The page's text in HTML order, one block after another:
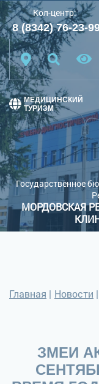
Шрифт: A A A
Цветовая схема:
Обычный сайт
Кол-центр:
8 (8342) 76-23-
Государственное
МОРДОВСКАЯ
МЕДИЦИНСКИЙ
ТУРИЗМ
Главная | Новости |
ЗМЕИ